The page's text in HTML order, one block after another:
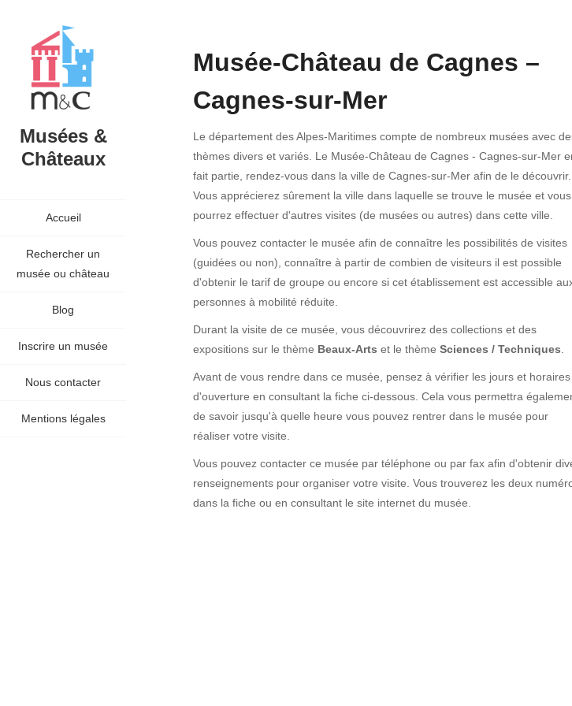
Musées &
Châteaux
Accueil
Rechercher un
musée ou château
Blog
Inscrire un musée
Nous contacter
Mentions légales
Musée-Château de Cagnes –
Cagnes-sur-Mer
Le département des Alpes-Maritimes compte de nombreux musées avec
thèmes divers et variés. Le Musée-Château de Cagnes - Cagnes-sur-Mer
fait partie, rendez-vous dans la ville de Cagnes-sur-Mer afin de le découvrir.
Vous apprécierez sûrement la ville dans laquelle se trouve le musée et vous
pourrez effectuer d'autres visites (de musées ou autres) dans cette ville.
Vous pouvez contacter le musée afin de connaître les possibilités de visites
(guidées ou non), connaître à partir de combien de visiteurs il est possible
d'obtenir le tarif de groupe ou encore si cet établissement est accessible
personnes à mobilité réduite.
Durant la visite de ce musée, vous découvrirez des collections et des
expositions sur le thème Beaux-Arts et le thème Sciences / Techniques
Avant de vous rendre dans ce musée, pensez à vérifier les jours et horaires
d'ouverture en consultant la fiche ci-dessous. Cela vous permettra
de savoir jusqu'à quelle heure vous pouvez rentrer dans le musée pour
réaliser votre visite.
Vous pouvez contacter ce musée par téléphone ou par fax afin d'obtenir
renseignements pour organiser votre visite. Vous trouverez les deux
dans la fiche ou en consultant le site internet du musée.